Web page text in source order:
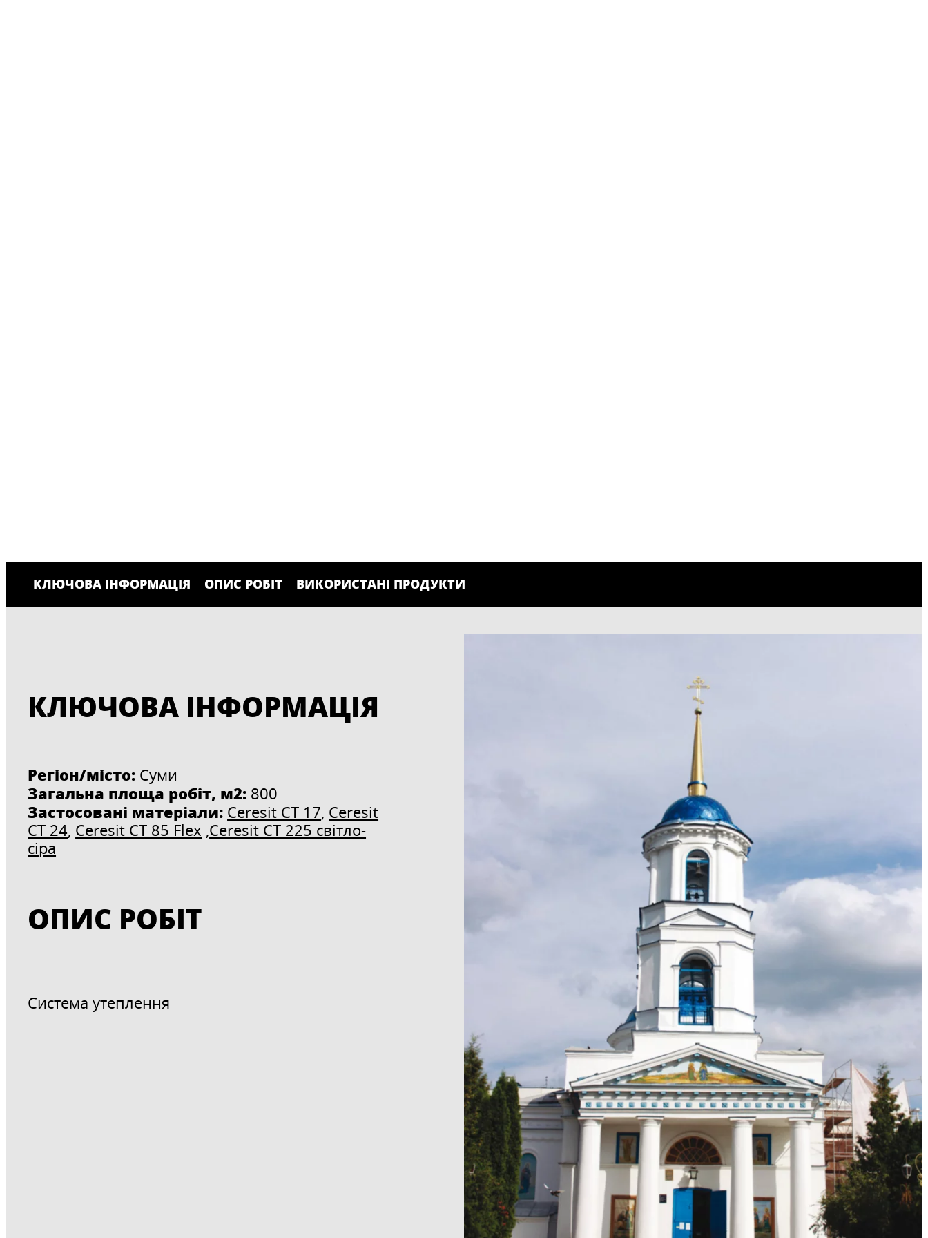
КЛЮЧОВА ІНФОРМАЦІЯ ОПИС РОБІТ ВИКОРИСТАНІ ПРОДУКТИ
КЛЮЧОВА ІНФОРМАЦІЯ
Регіон/місто: Суми
Загальна площа робіт, м2: 800
Застосовані матеріали: Ceresit CT 17, Ceresit
CT 24, Ceresit CT 85 Flex ,Ceresit CT 225 світло-
сіра
ОПИС РОБІТ
Система утеплення